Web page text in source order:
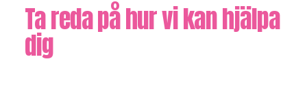
Ta reda på hur vi kan hjälpa
dig